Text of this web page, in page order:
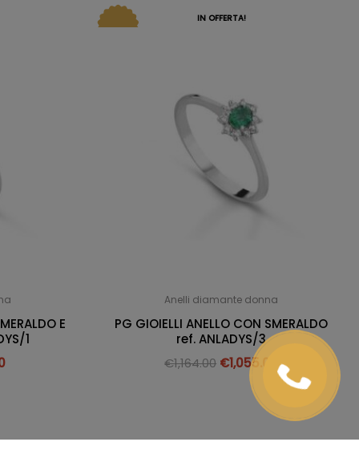
E
1
IN OFFERTA!
Anelli diamante donna
PG GIOIELLI ANELLO CON SMERALDO
ref. ANLADYS/3
€1,164.00 €1,055.00